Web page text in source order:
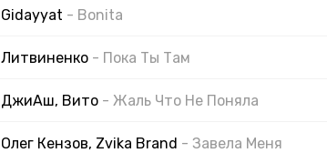
Gidayyat - Bonita
Литвиненко - Пока Ты Там
ДжиАш, Вито - Жаль Что Не Поняла
Олег Кензов, Zvika Brand - Завела Меня